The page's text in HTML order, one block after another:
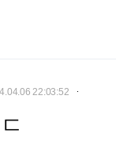
22:03:52